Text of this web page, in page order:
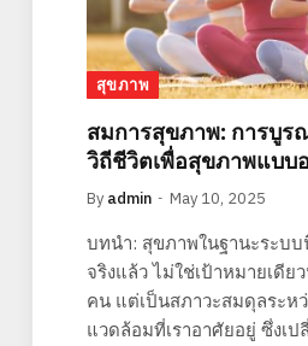
สุขภาพ
สมการสุขภาพ: การบูร
วิถีชีวิตเพื่อสุขภาพแบบ
By admin May 10, 2025
บทนำ: สุขภาพในฐานะระบ
จริงแล้ว ไม่ใช่เป้าหมายเดี
คน แต่เป็นสภาวะสมดุลระห
แวดล้อมที่เราอาศัยอยู่ ซึ่งเ